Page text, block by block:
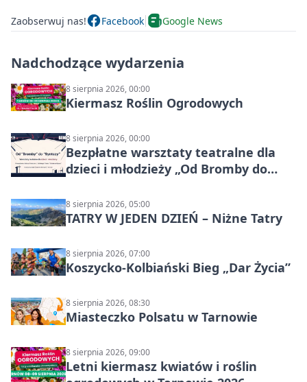
Zaobserwuj nas! Facebook Google News
Nadchodzące wydarzenia
8 sierpnia 2026, 00:00
Kiermasz Roślin Ogrodowych
8 sierpnia 2026, 00:00
Bezpłatne warsztaty teatralne dla
dzieci i młodzieży „Od Bromby do
8 sierpnia 2026, 05:00
TATRY W JEDEN DZIEŃ – Niżne Tatry
8 sierpnia 2026, 07:00
Koszycko-Kolbiański Bieg „Dar Życia”
8 sierpnia 2026, 08:30
Miasteczko Polsatu w Tarnowie
8 sierpnia 2026, 09:00
Letni kiermasz kwiatów i roślin